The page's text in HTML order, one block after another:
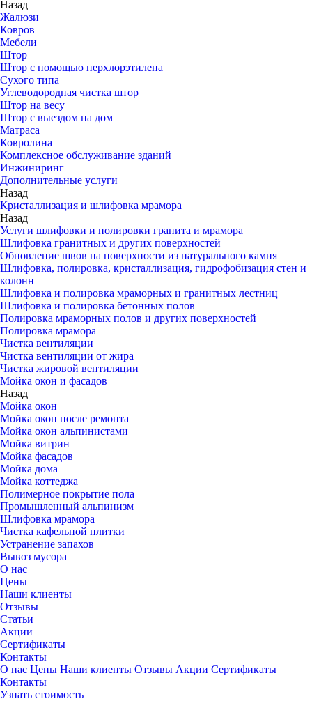
Назад
Жалюзи
Ковров
Мебели
Штор
Штор с помощью перхлорэтилена
Сухого типа
Углеводородная чистка штор
Штор на весу
Штор с выездом на дом
Матраса
Ковролина
Комплексное обслуживание зданий
Инжиниринг
Дополнительные услуги
Назад
Кристаллизация и шлифовка мрамора
Назад
Услуги шлифовки и полировки гранита и мрамора
Шлифовка гранитных и других поверхностей
Обновление швов на поверхности из натурального камня
Шлифовка, полировка, кристаллизация, гидрофобизация стен и
колонн
Шлифовка и полировка мраморных и гранитных лестниц
Шлифовка и полировка бетонных полов
Полировка мраморных полов и других поверхностей
Полировка мрамора
Чистка вентиляции
Чистка вентиляции от жира
Чистка жировой вентиляции
Мойка окон и фасадов
Назад
Мойка окон
Мойка окон после ремонта
Мойка окон альпинистами
Мойка витрин
Мойка фасадов
Мойка дома
Мойка коттеджа
Полимерное покрытие пола
Промышленный альпинизм
Шлифовка мрамора
Чистка кафельной плитки
Устранение запахов
Вывоз мусора
О нас
Цены
Наши клиенты
Отзывы
Статьи
Акции
Сертификаты
Контакты
О нас Цены Наши клиенты Отзывы Акции Сертификаты
Контакты
Узнать стоимость